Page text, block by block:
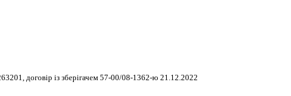
договір із зберігачем 57-00/08-1362-ю 21.12.2022